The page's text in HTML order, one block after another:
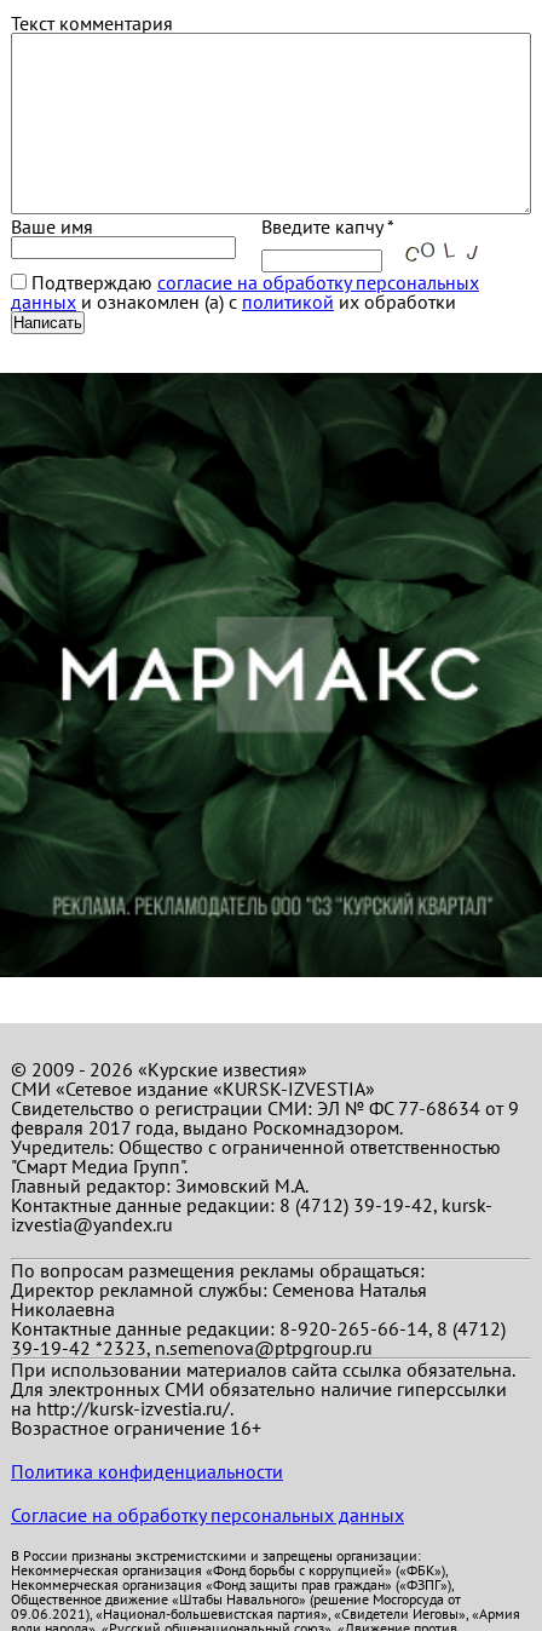
Текст комментария
Ваше имя Введите капчу *
Подтверждаю согласие на обработку персональных
данныхи ознакомлен (а) с политикой их обработки
© 2009 - 2026 «Курские известия»
СМИ «Сетевое издание «KURSK-IZVESTIA»
Свидетельство о регистрации СМИ: ЭЛ № ФС 77-68634 от 9
февраля 2017 года, выдано Роскомнадзором.
Учредитель: Общество с ограниченной ответственностью
"Смарт Медиа Групп".
Главный редактор:Зимовский М.А.
Контактные данные редакции: 8 (4712) 39-19-42, kursk-
izvestia@yandex.ru
По вопросам размещения рекламы обращаться:
Директор рекламной службы: Семенова Наталья
Николаевна
Контактные данные редакции: 8-920-265-66-14, 8 (4712)
39-19-42 *2323, n.semenova@ptpgroup.ru
При использовании материалов сайта ссылка обязательна.
Для электронных СМИ обязательно наличие гиперссылки
на http://kursk-izvestia.ru/.
Возрастное ограничение 16+
Политика конфиденциальности
Согласие на обработку персональных данных
В России признаны экстремистскими и запрещены организации:
Некоммерческая организация «Фонд борьбы с коррупцией» («ФБК»),
Некоммерческая организация «Фонд защиты прав граждан» («ФЗПГ»),
Общественное движение «Штабы Навального» (решение Мосгорсуда от
09.06.2021), «Национал-большевистская партия», «Свидетели Иеговы», «Армия